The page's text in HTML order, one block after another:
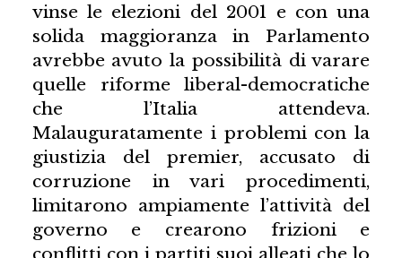
vinse le elezioni del 2001 e con una
solida maggioranza in Parlamento
avrebbe avuto la possibilità di varare
quelle riforme liberal-democratiche
che l’Italia attendeva.
Malauguratamente i problemi con la
giustizia del premier, accusato di
corruzione in vari procedimenti,
limitarono ampiamente l’attività del
governo e crearono frizioni e
conflitti con i partiti suoi alleati che lo